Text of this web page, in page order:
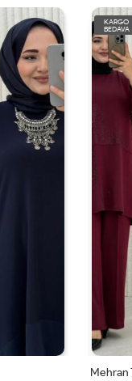
KARGO
BEDAVA
Mehran